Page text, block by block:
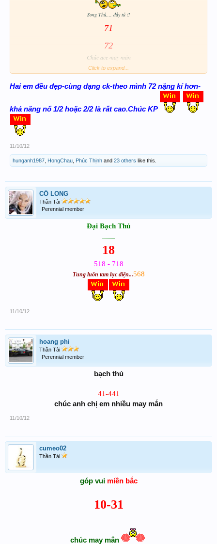
Song Thủ.... đầy tủ !!
71
72
Chúc ace may mắn
Click to expand...
Hai em đều đẹp-cùng dạng ck-theo mình 72 nặng kí hơn-
khả năng nổ 1/2 hoặc 2/2 là rất cao.Chúc KP
11/10/12
hunganh1987 HongChau Phúc Thịnh and 23 others like this.
CÔ LONG
Thần Tài
Perennial member
Đại Bạch Thủ
18
518 - 718
Tung luôn tam lục diện...568
11/10/12
hoang phi
Thần Tài
Perennial member
bạch thủ
41-441
chúc anh chị em nhiều may mắn
11/10/12
cumeo02
Thần Tài
góp vui miền bắc
10-31
chúc may mắn